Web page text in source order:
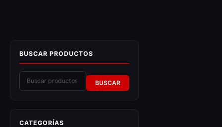
BUSCAR PRODUCTOS
BUSCAR
CATEGORÍAS